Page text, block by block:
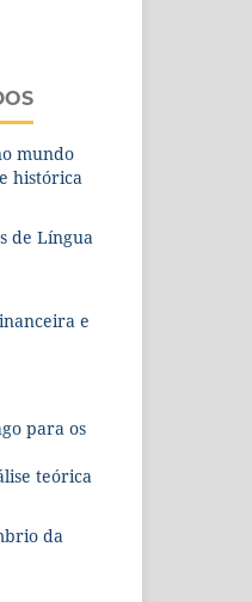
mundo
histórica
de Língua
e
para os
teórica
da